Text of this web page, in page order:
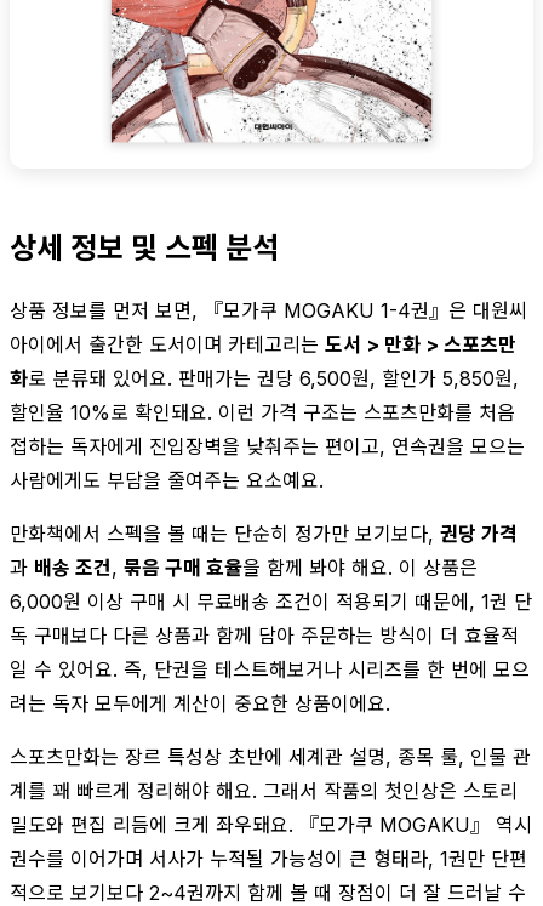
상세 정보 및 스펙 분석
상품 정보를 먼저 보면, 『모가쿠 MOGAKU 1-4권』은 대원씨
아이에서 출간한 도서이며 카테고리는 도서 > 만화 > 스포츠만
화로 분류돼 있어요. 판매가는 권당 6,500원, 할인가 5,850원,
할인율 10%로 확인돼요. 이런 가격 구조는 스포츠만화를 처음
접하는 독자에게 진입장벽을 낮춰주는 편이고, 연속권을 모으는
사람에게도 부담을 줄여주는 요소예요.
만화책에서 스펙을 볼 때는 단순히 정가만 보기보다, 권당 가격
과 배송 조건, 묶음 구매 효율을 함께 봐야 해요. 이 상품은
6,000원 이상 구매 시 무료배송 조건이 적용되기 때문에, 1권 단
독 구매보다 다른 상품과 함께 담아 주문하는 방식이 더 효율적
일 수 있어요. 즉, 단권을 테스트해보거나 시리즈를 한 번에 모으
려는 독자 모두에게 계산이 중요한 상품이에요.
스포츠만화는 장르 특성상 초반에 세계관 설명, 종목 룰, 인물 관
계를 꽤 빠르게 정리해야 해요. 그래서 작품의 첫인상은 스토리
밀도와 편집 리듬에 크게 좌우돼요. 『모가쿠 MOGAKU』 역시
권수를 이어가며 서사가 누적될 가능성이 큰 형태라, 1권만 단편
적으로 보기보다 2~4권까지 함께 볼 때 장점이 더 잘 드러날 수